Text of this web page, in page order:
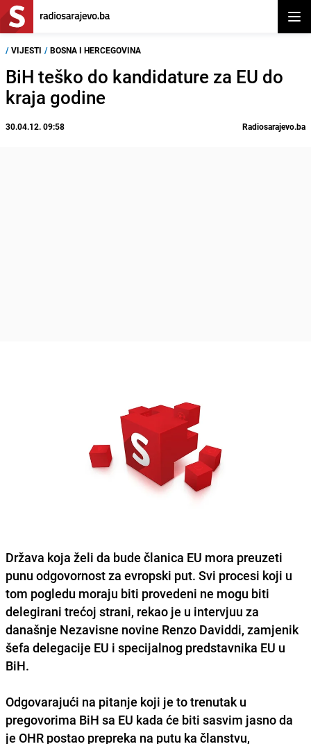
/ VIJESTI / BOSNA I HERCEGOVINA
BiH teško do kandidature za EU do
kraja godine
30.04.12. 09:58 Radiosarajevo.ba
Država koja želi da bude članica EU mora preuzeti
punu odgovornost za evropski put. Svi procesi koji u
tom pogledu moraju biti provedeni ne mogu biti
delegirani trećoj strani, rekao je u intervjuu za
današnje Nezavisne novine Renzo Daviddi, zamjenik
šefa delegacije EU i specijalnog predstavnika EU u
BiH.
Odgovarajući na pitanje koji je to trenutak u
pregovorima BiH sa EU kada će biti sasvim jasno da
je OHR postao prepreka na putu ka članstvu,